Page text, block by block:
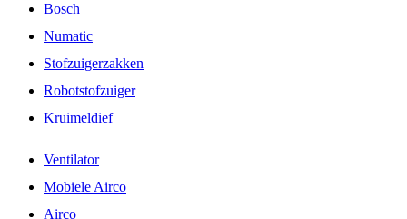
Bosch
Numatic
Stofzuigerzakken
Robotstofzuiger
Kruimeldief
Ventilator
Mobiele Airco
Airco